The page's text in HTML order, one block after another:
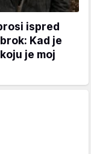
ispred
Kad je
je moj